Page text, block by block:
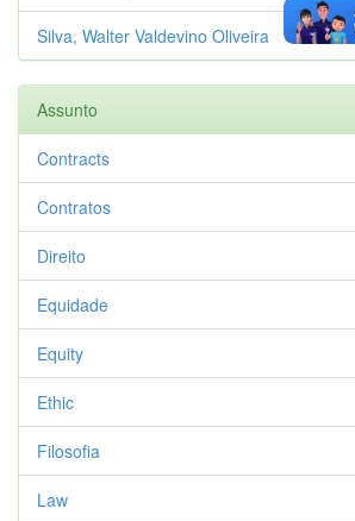
Silva, Walter Valdevino Oliveira
Assunto
Contracts
Contratos
Direito
Equidade
Equity
Ethic
Filosofia
Law